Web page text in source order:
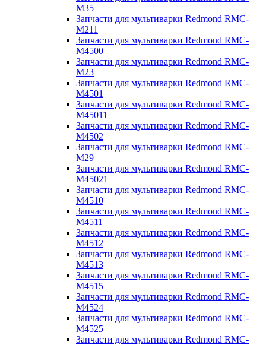
M35
Запчасти для мультиварки Redmond RMC-
M211
Запчасти для мультиварки Redmond RMC-
M4500
Запчасти для мультиварки Redmond RMC-
M23
Запчасти для мультиварки Redmond RMC-
M4501
Запчасти для мультиварки Redmond RMC-
M45011
Запчасти для мультиварки Redmond RMC-
M4502
Запчасти для мультиварки Redmond RMC-
M29
Запчасти для мультиварки Redmond RMC-
M45021
Запчасти для мультиварки Redmond RMC-
M4510
Запчасти для мультиварки Redmond RMC-
M4511
Запчасти для мультиварки Redmond RMC-
M4512
Запчасти для мультиварки Redmond RMC-
M4513
Запчасти для мультиварки Redmond RMC-
M4515
Запчасти для мультиварки Redmond RMC-
M4524
Запчасти для мультиварки Redmond RMC-
M4525
Запчасти для мультиварки Redmond RMC-